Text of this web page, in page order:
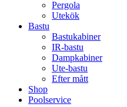
Pergola
Utekök
Bastu
Bastukabiner
IR-bastu
Dampkabiner
Ute-bastu
Efter mått
Shop
Poolservice